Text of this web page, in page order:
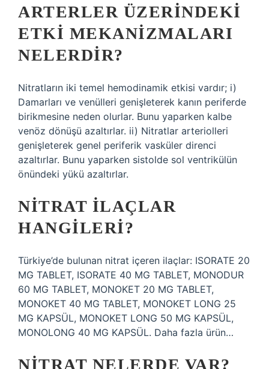
ARTERLER ÜZERINDEKI
ETKI MEKANIZMALARI
NELERDIR?
Nitratların iki temel hemodinamik etkisi vardır; i)
Damarları ve venülleri genişleterek kanın periferde
birikmesine neden olurlar. Bunu yaparken kalbe
venöz dönüşü azaltırlar. ii) Nitratlar arteriolleri
genişleterek genel periferik vasküler direnci
azaltırlar. Bunu yaparken sistolde sol ventrikülün
önündeki yükü azaltırlar.
NITRAT ILAÇLAR
HANGILERI?
Türkiye’de bulunan nitrat içeren ilaçlar: ISORATE 20
MG TABLET, ISORATE 40 MG TABLET, MONODUR
60 MG TABLET, MONOKET 20 MG TABLET,
MONOKET 40 MG TABLET, MONOKET LONG 25
MG KAPSÜL, MONOKET LONG 50 MG KAPSÜL,
MONOLONG 40 MG KAPSÜL. Daha fazla ürün…
NITRAT NELERDE VAR?